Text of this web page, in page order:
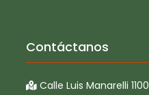
Contáctanos
Calle Luis Manarelli 1100